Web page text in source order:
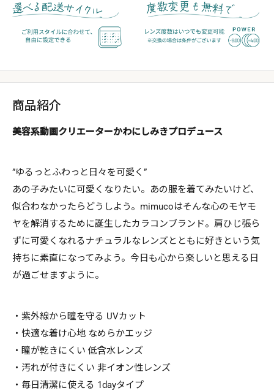
商品紹介
美容系動画クリエーターかわにしみきプロデュース
”ゆるっとふわっと日々を可愛く”
あの子みたいに可愛くなりたい。あの服を着てみたいけど、
似合わなかったらどうしよう。mimucoはそんな心のモヤモ
ヤを解消するために誕生したカラコンブランド。肩ひじ張ら
ずに可愛くなれるナチュラルなレンズとともに好きという気
持ちに素直になってみよう。今日も心から楽しいと思える日
が過ごせますように。
・紫外線から瞳を守る UVカット
・快適な着け心地 なめらかエッジ
・瞳が乾きにくい 低含水レンズ
・汚れが付きにくい 非イオン性レンズ
・毎日清潔に使える 1dayタイプ